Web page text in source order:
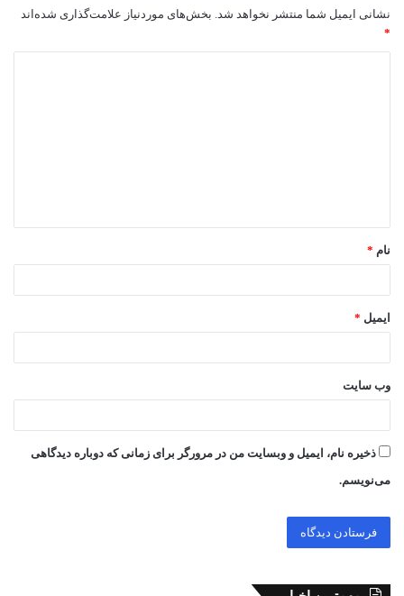
نشانی ایمیل شما منتشر نخواهد شد. بخش‌های موردنیاز علامت‌گذاری شده‌اند
*
*
نام *
ایمیل *
وب‌ سایت
ذخیره نام، ایمیل و وبسایت من در مرورگر برای زمانی که دوباره دیدگاهی
می‌نویسم.